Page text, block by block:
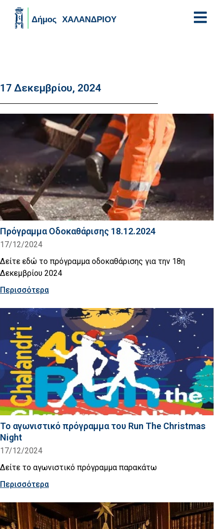
17 Δεκεμβρίου, 2024
Πρόγραμμα Οδοκαθάρισης 18.12.2024
17/12/2024
Δείτε εδώ το πρόγραμμα οδοκαθάρισης για την 18η
Δεκεμβρίου 2024
Περισσότερα
Το αγωνιστικό πρόγραμμα του Run The Christmas
Night
17/12/2024
Δείτε το αγωνιστικό πρόγραμμα παρακάτω
Περισσότερα